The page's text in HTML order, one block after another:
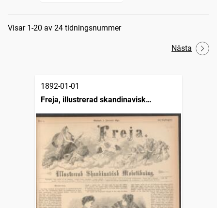
Sökresultat
Visar 1-20 av 24 tidningsnummer
Nästa
1892-01-01
Freja, illustrerad skandinavisk
modetidning